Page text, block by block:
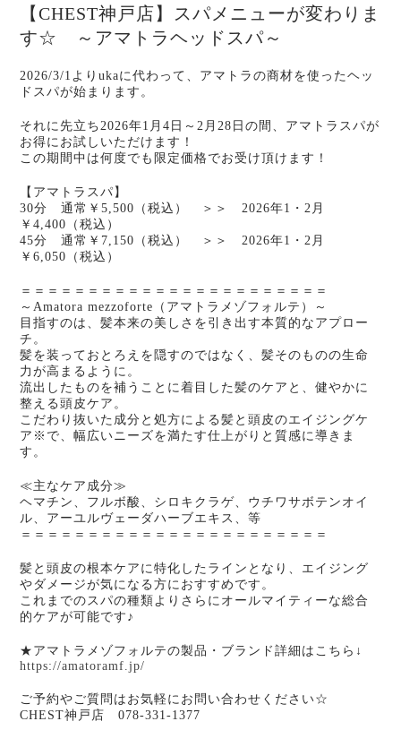
【CHEST神戸店】スパメニューが変わりま
す☆ ～アマトラヘッドスパ～
2026/3/1よりukaに代わって、アマトラの商材を使ったヘッ
ドスパが始まります。
それに先立ち2026年1月4日～2月28日の間、アマトラスパが
お得にお試しいただけます！
この期間中は何度でも限定価格でお受け頂けます！
【アマトラスパ】
30分 通常￥5,500（税込） ＞＞ 2026年1・2月
￥4,400（税込）
45分 通常￥7,150（税込） ＞＞ 2026年1・2月
￥6,050（税込）
＝＝＝＝＝＝＝＝＝＝＝＝＝＝＝＝＝＝＝＝＝＝＝
～Amatora mezzoforte（アマトラメゾフォルテ）～
目指すのは、髪本来の美しさを引き出す本質的なアプロー
チ。
髪を装っておとろえを隠すのではなく、髪そのものの生命
力が高まるように。
流出したものを補うことに着目した髪のケアと、健やかに
整える頭皮ケア。
こだわり抜いた成分と処方による髪と頭皮のエイジングケ
ア※で、幅広いニーズを満たす仕上がりと質感に導きま
す。
≪主なケア成分≫
ヘマチン、フルボ酸、シロキクラゲ、ウチワサボテンオイ
ル、アーユルヴェーダハーブエキス、等
＝＝＝＝＝＝＝＝＝＝＝＝＝＝＝＝＝＝＝＝＝＝＝
髪と頭皮の根本ケアに特化したラインとなり、エイジング
やダメージが気になる方におすすめです。
これまでのスパの種類よりさらにオールマイティーな総合
的ケアが可能です♪
★アマトラメゾフォルテの製品・ブランド詳細はこちら↓
https://amatoramf.jp/
ご予約やご質問はお気軽にお問い合わせください☆
CHEST神戸店 078-331-1377